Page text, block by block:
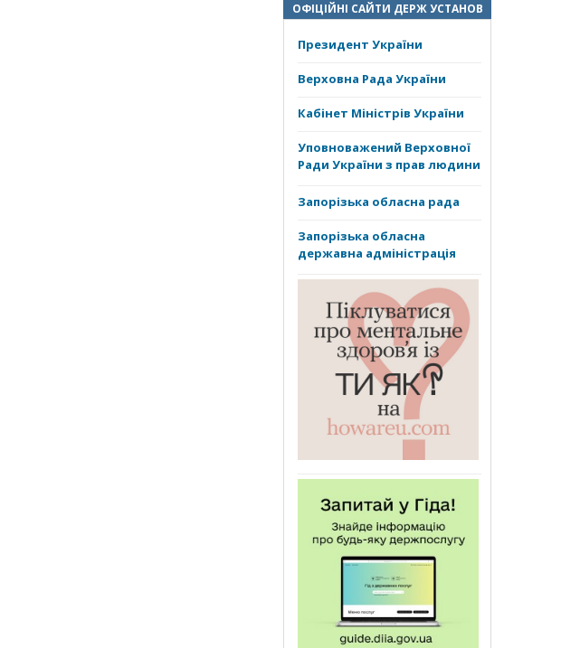
ОФІЦІЙНІ САЙТИ ДЕРЖ УСТАНОВ
Президент України
Верховна Рада України
Кабінет Міністрів України
Уповноважений Верховної
Ради України з прав людини
Запорізька обласна рада
Запорізька обласна
державна адміністрація